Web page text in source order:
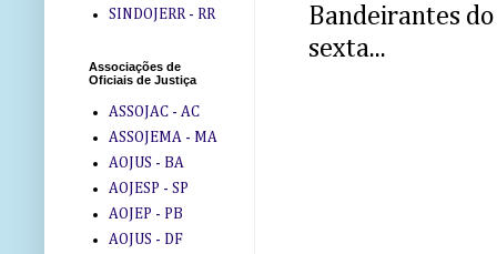
Bandeirantes
sexta...
SINDOJERR - RR
Associações de
Oficiais de Justiça
ASSOJAC - AC
ASSOJEMA - MA
AOJUS - BA
AOJESP - SP
AOJEP - PB
AOJUS - DF